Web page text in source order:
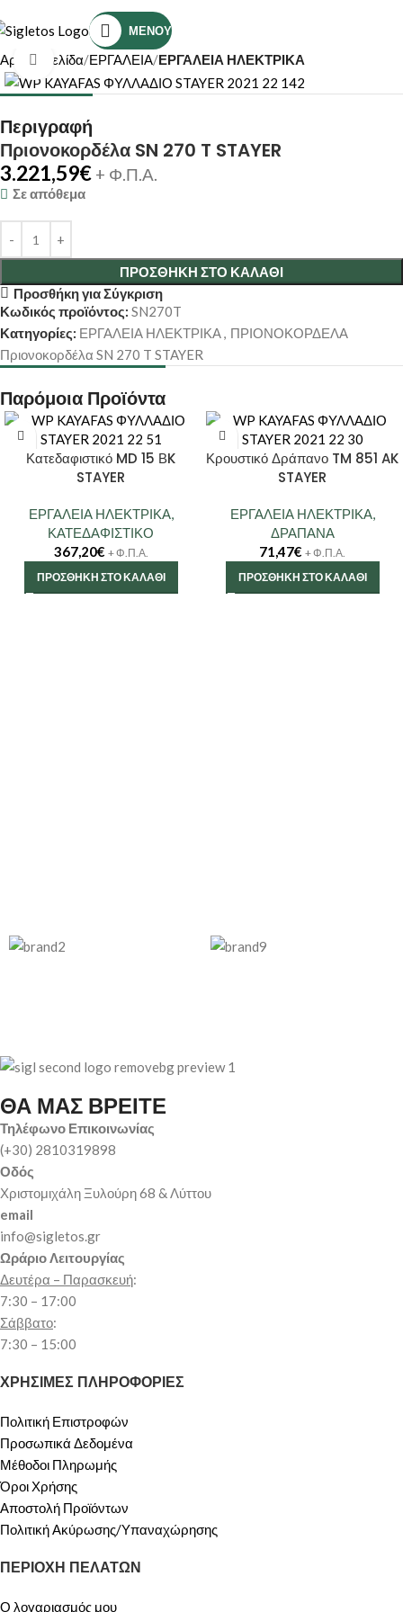
ΜΕΝΟΎ
Αρχική σελίδα ΕΡΓΑΛΕΙΑ ΕΡΓΑΛΕΙΑ ΗΛΕΚΤΡΙΚΑ
Κάντε κλικ για μεγέθυνση
Περιγραφή
Πριονοκορδέλα SN 270 T STAYER
3.221,59€ + Φ.Π.Α.
Σε απόθεμα
ΠΡΟΣΘΉΚΗ ΣΤΟ ΚΑΛΆΘΙ
Προσθήκη για Σύγκριση
Κωδικός προϊόντος: SN270T
Κατηγορίες: ΕΡΓΑΛΕΙΑ ΗΛΕΚΤΡΙΚΑ, ΠΡΙΟΝΟΚΟΡΔΕΛΑ
Πριονοκορδέλα SN 270 T STAYER
Παρόμοια Προϊόντα
Κατεδαφιστικό MD 15 ΒK
STAYER
ΕΡΓΑΛΕΙΑ ΗΛΕΚΤΡΙΚΑ,
ΚΑΤΕΔΑΦΙΣΤΙΚΟ
367,20€ + Φ.Π.Α.
ΠΡΟΣΘΉΚΗ ΣΤΟ ΚΑΛΆΘΙ
Κρουστικό Δράπανο TM 851 AK
STAYER
ΕΡΓΑΛΕΙΑ ΗΛΕΚΤΡΙΚΑ,
ΔΡΑΠΑΝΑ
71,47€ + Φ.Π.Α.
ΠΡΟΣΘΉΚΗ ΣΤΟ ΚΑΛΆΘΙ
ΘΑ ΜΑΣ ΒΡΕΙΤΕ
Τηλέφωνο Επικοινωνίας
(+30) 2810319898
Οδός
Χριστομιχάλη Ξυλούρη 68 & Λύττου
email
info@sigletos.gr
Ωράριο Λειτουργίας
Δευτέρα – Παρασκευή:
7:30 – 17:00
Σάββατο:
7:30 – 15:00
ΧΡΗΣΙΜΕΣ ΠΛΗΡΟΦΟΡΙΕΣ
Πολιτική Επιστροφών
Προσωπικά Δεδομένα
Μέθοδοι Πληρωμής
Όροι Χρήσης
Αποστολή Προϊόντων
Πολιτική Ακύρωσης/Υπαναχώρησης
ΠΕΡΙΟΧΗ ΠΕΛΑΤΩΝ
Ο λογαριασμός μου